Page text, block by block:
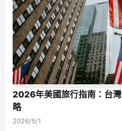
2026年美國旅行指南：台
略
2026/5/1